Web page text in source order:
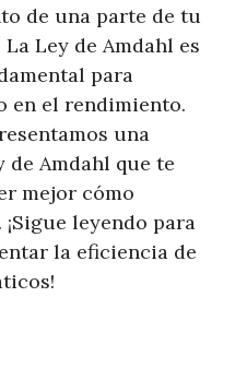
de una parte de tu
Ley de Amdahl es
para
en el rendimiento.
una
Amdahl que te
mejor cómo
leyendo para
la eficiencia de